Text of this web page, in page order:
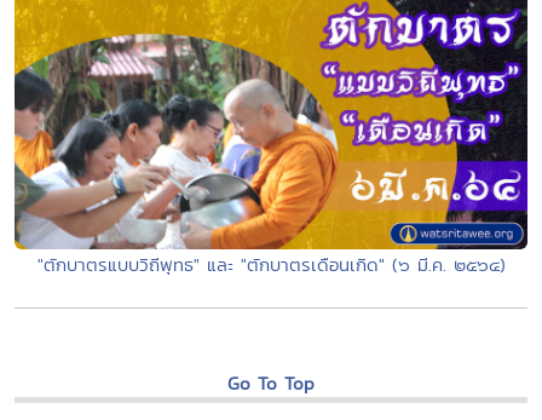
"ตักบาตรแบบวิถีพุทธ" และ "ตักบาตรเดือนเกิด" (๖ มี.ค. ๒๕๖๔)
Go To Top